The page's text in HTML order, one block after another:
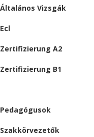
Általános Vizsgák
Ecl
Zertifizierung A2
Zertifizierung B1
Pedagógusok
Szakkörvezetők